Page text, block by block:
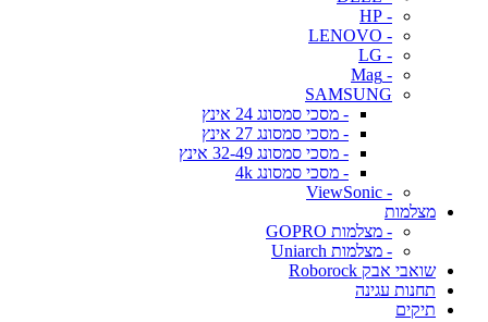
- HP
- LENOVO
- LG
- Mag
SAMSUNG
- מסכי סמסונג 24 אינץ
- מסכי סמסונג 27 אינץ
- מסכי סמסונג 32-49 אינץ
- מסכי סמסונג 4k
- ViewSonic
מצלמות
- מצלמות GOPRO
- מצלמות Uniarch
שואבי אבק Roborock
תחנות עגינה
תיקים